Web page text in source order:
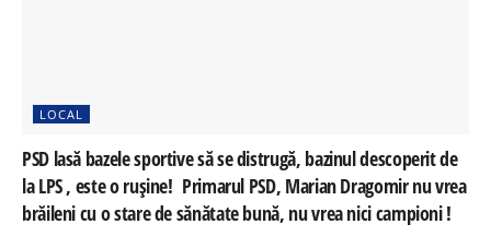
LOCAL
PSD lasă bazele sportive să se distrugă, bazinul descoperit de
la LPS , este o rușine! Primarul PSD, Marian Dragomir nu vrea
brăileni cu o stare de sănătate bună, nu vrea nici campioni !